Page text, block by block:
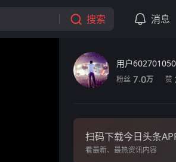
搜索 消息
用户
粉丝 7.0万 赞
扫码下载今日头条
看最新、最热资讯内容